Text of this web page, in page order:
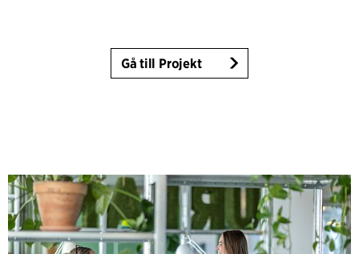
Gå till Projekt